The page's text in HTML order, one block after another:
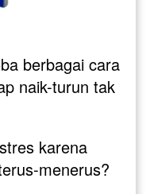
berbagai cara
naik-turun tak
karena
menerus?